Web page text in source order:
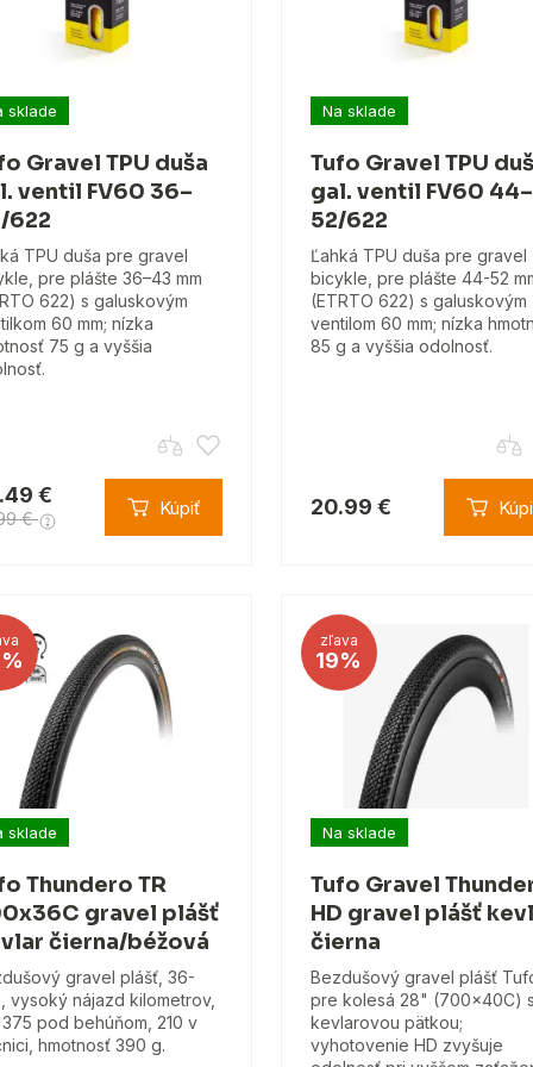
sklade
Gravel TPU duša
ventil FV60 36–
622
TPU duša pre gravel
pre plášte 36–43 mm
622) s galuskovým
60 mm; nízka
75 g a vyššia
€
€ Kúpiť
Na sklade
Tufo Gravel TPU
gal. ventil FV60 44–
52/622
Ľahká TPU duša pre gravel
bicykle, pre plášte 44-52
(ETRTO 622) s galuskovým
ventilom 60 mm; nízka
85 g a vyššia odolnosť.
20.99 €
sklade
Thundero TR
gravel plášť
čierna/béžová
gravel plášť, 36-
vysoký nájazd kilometrov,
pod behúňom, 210 v
hmotnosť 390 g.
zľava
19%
Na sklade
Tufo Gravel
HD gravel plášť
čierna
Bezdušový gravel plášť
pre kolesá 28" (700x40C)
kevlarovou pätkou;
vyhotovenie HD zvyšuje